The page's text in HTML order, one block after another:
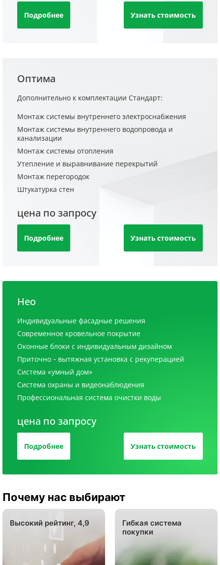
Подробнее Узнать стоимость
Оптима
Дополнительно к комплектации Стандарт:
Монтаж системы внутреннего электроснабжения
Монтаж системы внутреннего водопровода и
канализации
Монтаж системы отопления
Утепление и выравнивание перекрытий
Монтаж перегородок
Штукатурка стен
цена по запросу
Подробнее Узнать стоимость
Нео
Индивидуальные фасадные решения
Современное кровельное покрытие
Оконные блоки с индивидуальным дизайном
Приточно - вытяжная установка с рекуперацией
Система «умный дом»
Система охраны и видеонаблюдения
Профессиональная система очистки воды
цена по запросу
Подробнее Узнать стоимость
Почему нас выбирают
Высокий рейтинг, 4,9
Гибкая система
покупки